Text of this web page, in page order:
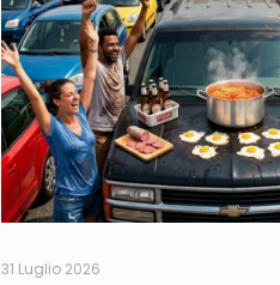
31 Luglio 2026